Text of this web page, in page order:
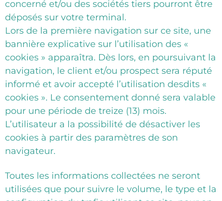
concerné et/ou des sociétés tiers pourront être
déposés sur votre terminal.
Lors de la première navigation sur ce site, une
bannière explicative sur l’utilisation des «
cookies » apparaîtra. Dès lors, en poursuivant la
navigation, le client et/ou prospect sera réputé
informé et avoir accepté l’utilisation desdits «
cookies ». Le consentement donné sera valable
pour une période de treize (13) mois.
L’utilisateur a la possibilité de désactiver les
cookies à partir des paramètres de son
navigateur.
Toutes les informations collectées ne seront
utilisées que pour suivre le volume, le type et la